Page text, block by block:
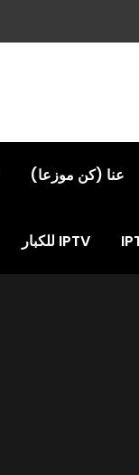
عنا (كن موزعا)
IPTV للكبار